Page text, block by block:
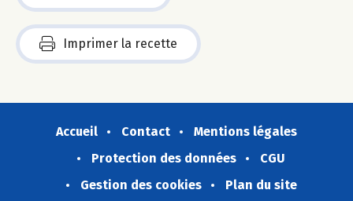
Imprimer la recette
Accueil Contact
Mentions légales
Protection des données
CGU
Gestion des cookies
Plan du site